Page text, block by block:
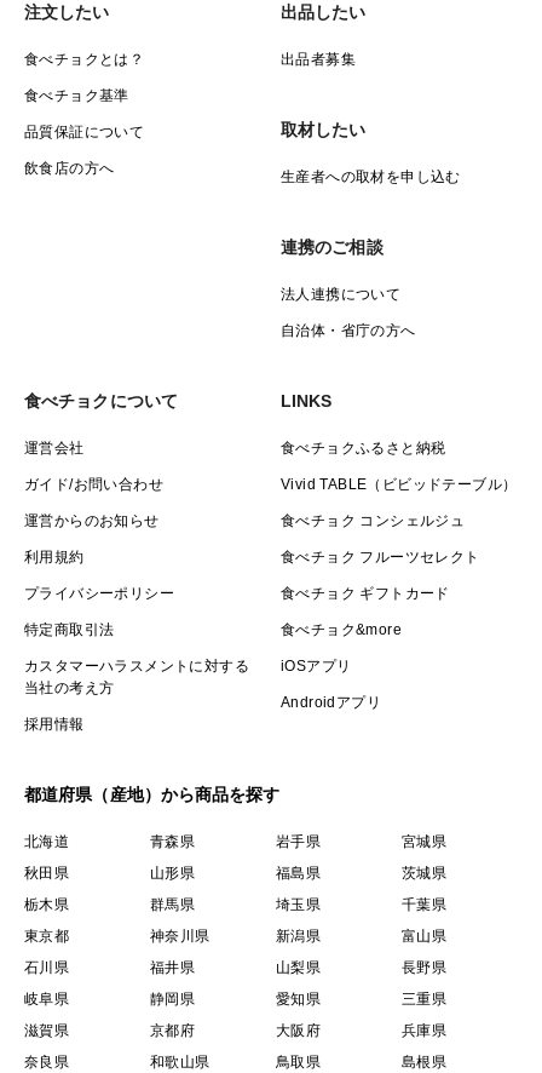
11月上旬〜12月中旬予定
をいただく場合がございます。ひとつひとつ心を込めて
■注意事項
・表面のかすれは糖度の高い果実特有のシミです。安心
してお召し上がりください。
・農産物のため、粒の大きさ・形・味・糖度には個体差
がございます
・色合いには自然由来のムラが生じる場合がございます
・ご注文が多く寄せられた際は、発送に1ヶ月以上時間
をいただく可能性があります
・稀に種が入る場合がございます
注文したい
食べチョクとは？
食べチョク基準
品質保証について
飲食店の方へ
出品したい
出品者募集
取材したい
生産者への取材を申し込む
連携のご相談
法人連携について
自治体・省庁の方へ
食べチョクについて
運営会社
ガイド/お問い合わせ
運営からのお知らせ
利用規約
プライバシーポリシー
特定商取引法
カスタマーハラスメントに対する
当社の考え方
採用情報
LINKS
食べチョクふるさと納税
Vivid TABLE（ビビッドテーブル）
食べチョク コンシェルジュ
食べチョク フルーツセレクト
食べチョク ギフトカード
食べチョク&more
iOSアプリ
Androidアプリ
都道府県（産地）から商品を探す
北海道 青森県 岩手県
宮城県
秋田県
山形県 福島県
茨城県
栃木県
群馬県 埼玉県
千葉県
東京都
神奈川県 新潟県
富山県
石川県
福井県 山梨県
長野県
岐阜県
静岡県 愛知県
三重県
滋賀県
京都府 大阪府
兵庫県
奈良県
和歌山県 鳥取県 島根県